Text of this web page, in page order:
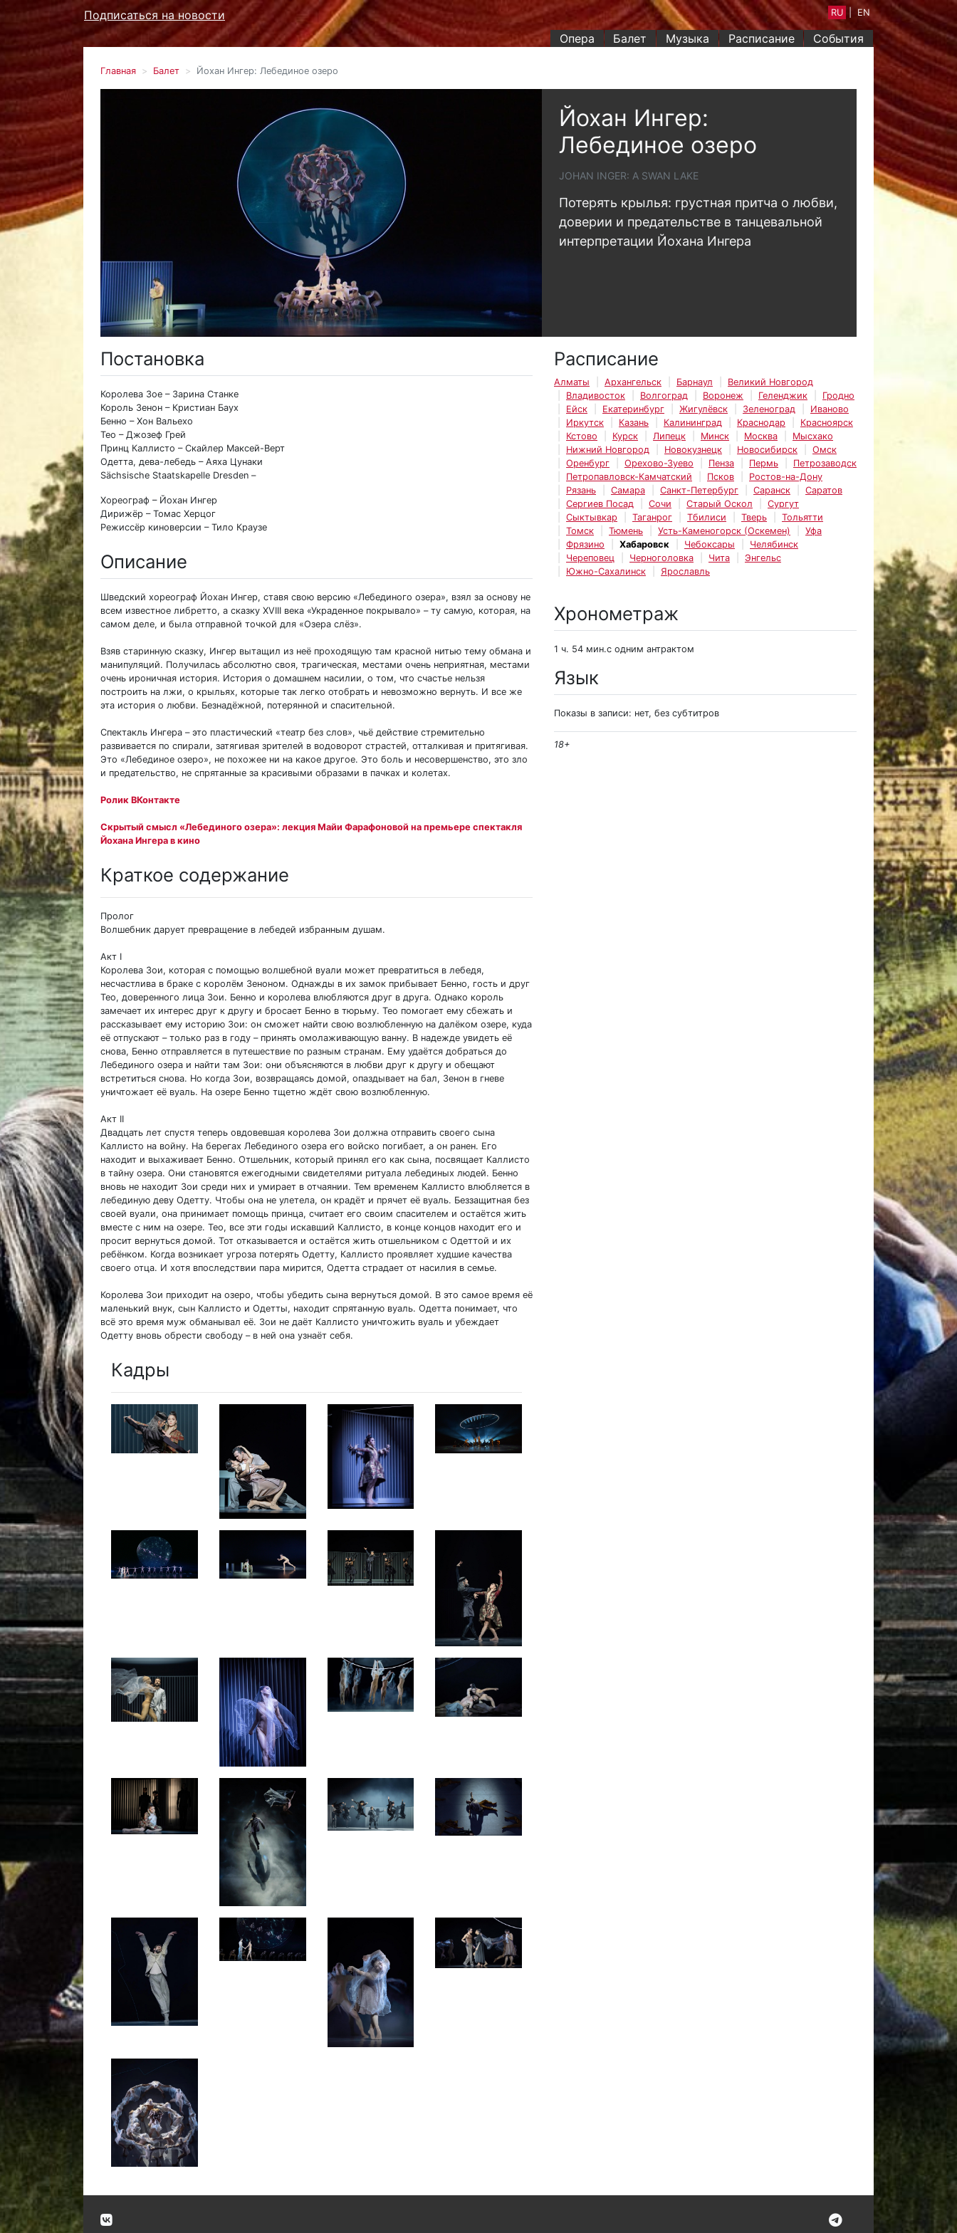
Опера Балет Музыка Расписание События
Подписаться на новости RU EN
Главная Балет Йохан Ингер: Лебединое озеро
Йохан Ингер:
Лебединое озеро
JOHAN INGER: A SWAN LAKE
Потерять крылья: грустная притча о любви,
доверии и предательстве в танцевальной
интерпретации Йохана Ингера
Постановка
Королева Зое – Зарина Станке
Король Зенон – Кристиан Баух
Бенно – Хон Вальехо
Тео – Джозеф Грей
Принц Каллисто – Скайлер Максей-Верт
Одетта, дева-лебедь – Аяха Цунаки
Sächsische Staatskapelle Dresden –
Хореограф – Йохан Ингер
Дирижёр – Томас Херцог
Режиссёр киноверсии – Тило Краузе
Описание
Шведский хореограф Йохан Ингер, ставя свою версию «Лебединого озера», взял за основу не
всем известное либретто, а сказку XVIII века «Украденное покрывало» – ту самую, которая, на
самом деле, и была отправной точкой для «Озера слёз».
Взяв старинную сказку, Ингер вытащил из неё проходящую там красной нитью тему обмана и
манипуляций. Получилась абсолютно своя, трагическая, местами очень неприятная, местами
очень ироничная история. История о домашнем насилии, о том, что счастье нельзя
построить на лжи, о крыльях, которые так легко отобрать и невозможно вернуть. И все же
эта история о любви. Безнадёжной, потерянной и спасительной.
Спектакль Ингера – это пластический «театр без слов», чьё действие стремительно
развивается по спирали, затягивая зрителей в водоворот страстей, отталкивая и притягивая.
Это «Лебединое озеро», не похожее ни на какое другое. Это боль и несовершенство, это зло
и предательство, не спрятанные за красивыми образами в пачках и колетах.
Ролик ВКонтакте
Скрытый смысл «Лебединого озера»: лекция Майи Фарафоновой на премьере спектакля
Йохана Ингера в кино
Краткое содержание
Пролог
Волшебник дарует превращение в лебедей избранным душам.
Акт I
Королева Зои, которая с помощью волшебной вуали может превратиться в лебедя,
несчастлива в браке с королём Зеноном. Однажды в их замок прибывает Бенно, гость и друг
Тео, доверенного лица Зои. Бенно и королева влюбляются друг в друга. Однако король
замечает их интерес друг к другу и бросает Бенно в тюрьму. Тео помогает ему сбежать и
рассказывает ему историю Зои: он сможет найти свою возлюбленную на далёком озере, куда
её отпускают – только раз в году – принять омолаживающую ванну. В надежде увидеть её
снова, Бенно отправляется в путешествие по разным странам. Ему удаётся добраться до
Лебединого озера и найти там Зои: они объясняются в любви друг к другу и обещают
встретиться снова. Но когда Зои, возвращаясь домой, опаздывает на бал, Зенон в гневе
уничтожает её вуаль. На озере Бенно тщетно ждёт свою возлюбленную.
Акт II
Двадцать лет спустя теперь овдовевшая королева Зои должна отправить своего сына
Каллисто на войну. На берегах Лебединого озера его войско погибает, а он ранен. Его
находит и выхаживает Бенно. Отшельник, который принял его как сына, посвящает Каллисто
в тайну озера. Они становятся ежегодными свидетелями ритуала лебединых людей. Бенно
вновь не находит Зои среди них и умирает в отчаянии. Тем временем Каллисто влюбляется в
лебединую деву Одетту. Чтобы она не улетела, он крадёт и прячет её вуаль. Беззащитная без
своей вуали, она принимает помощь принца, считает его своим спасителем и остаётся жить
вместе с ним на озере. Тео, все эти годы искавший Каллисто, в конце концов находит его и
просит вернуться домой. Тот отказывается и остаётся жить отшельником с Одеттой и их
ребёнком. Когда возникает угроза потерять Одетту, Каллисто проявляет худшие качества
своего отца. И хотя впоследствии пара мирится, Одетта страдает от насилия в семье.
Королева Зои приходит на озеро, чтобы убедить сына вернуться домой. В это самое время её
маленький внук, сын Каллисто и Одетты, находит спрятанную вуаль. Одетта понимает, что
всё это время муж обманывал её. Зои не даёт Каллисто уничтожить вуаль и убеждает
Одетту вновь обрести свободу – в ней она узнаёт себя.
Кадры
Расписание
Алматы Архангельск Барнаул
Великий Новгород
Владивосток
Волгоград Воронеж Геленджик
Гродно
Ейск
Екатеринбург Жигулёвск Зеленоград
Иваново
Иркутск
Казань Калининград Краснодар
Красноярск
Кстово
Курск Липецк Минск Москва
Мысхако
Нижний Новгород
Новокузнецк Новосибирск
Омск
Оренбург
Орехово-Зуево Пенза Пермь
Петрозаводск
Петропавловск-Камчатский
Псков
Ростов-на-Дону
Рязань
Самара Санкт-Петербург Саранск
Саратов
Сергиев Посад
Сочи Старый Оскол
Сургут
Сыктывкар
Таганрог Тбилиси Тверь
Тольятти
Томск
Тюмень Усть-Каменогорск (Оскемен)
Уфа
Фрязино
Хабаровск Чебоксары
Челябинск
Череповец
Черноголовка Чита
Энгельс
Южно-Сахалинск
Ярославль
Хронометраж
1 ч. 54 мин.с одним антрактом
Язык
Показы в записи: нет, без субтитров
18+